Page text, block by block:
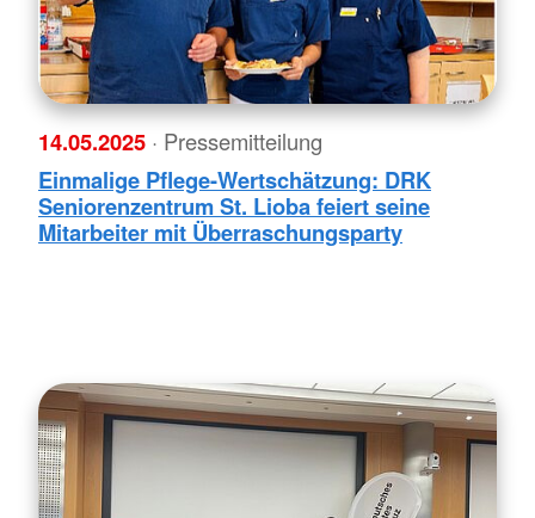
14.05.2025 · Pressemitteilung
Einmalige Pflege-Wertschätzung: DRK
Seniorenzentrum St. Lioba feiert seine
Mitarbeiter mit Überraschungsparty